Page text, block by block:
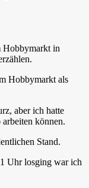
Hobbymarkt in
Hobbymarkt als
aber ich hatte
können.
Stand.
Uhr losging war ich